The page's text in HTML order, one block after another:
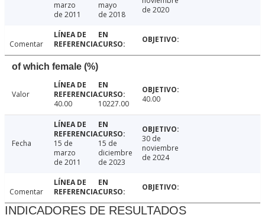
marzo
de 2011
mayo
de 2018
de 2020
Comentar
of which female (%)
Valor
40.00
10227.00 40.00
Fecha
15 de
marzo
de 2011
15 de
diciembre
de 2023
30 de
noviembre
de 2024
Comentar
INDICADORES DE RESULTADOS